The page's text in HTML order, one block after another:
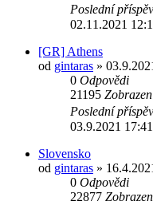
Poslední
02.11.2021
[GR] Athens
od gintaras »
0 Odpovědi
21195
Poslední
03.9.2021 17:41
Slovensko
od gintaras »
0 Odpovědi
22877